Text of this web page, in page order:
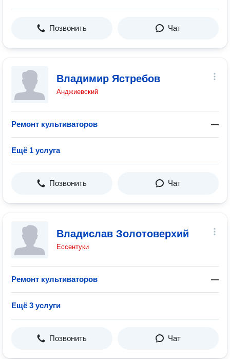
Позвонить Чат
Владимир Ястребов
Анджиевский
Ремонт культиваторов —
Ещё 1 услуга
Позвонить Чат
Владислав Золотоверхий
Ессентуки
Ремонт культиваторов —
Ещё 3 услуги
Позвонить Чат